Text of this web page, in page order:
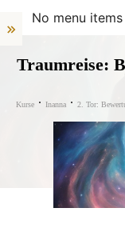
No menu
Traumreise:
Kurse Inanna 2. Tor: